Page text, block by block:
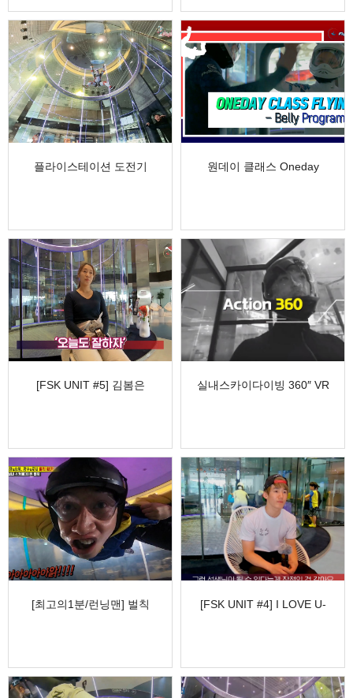
플라이스테이션 도전기
원데이 클래스 Oneday
[FSK UNIT #5] 김봄은
실내스카이다이빙 360″ VR
[최고의1분/런닝맨] 벌칙
[FSK UNIT #4] I LOVE U-